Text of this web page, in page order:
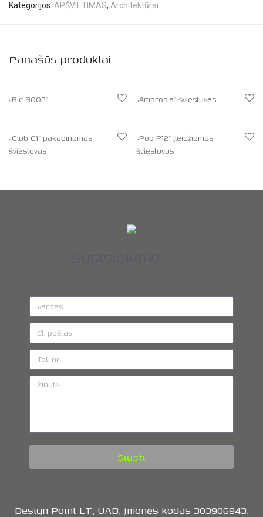
Kategorijos: APŠVIETIMAS, Architektūrai
Panašūs produktai
„Bic B002” „Ambrosia” šviestuvas
„Club C1” pakabinamas
šviestuvas
„Pop P12” įleidžiamas
šviestuvas
Siųsti
Design Point LT, UAB, Įmonės kodas 303906943,